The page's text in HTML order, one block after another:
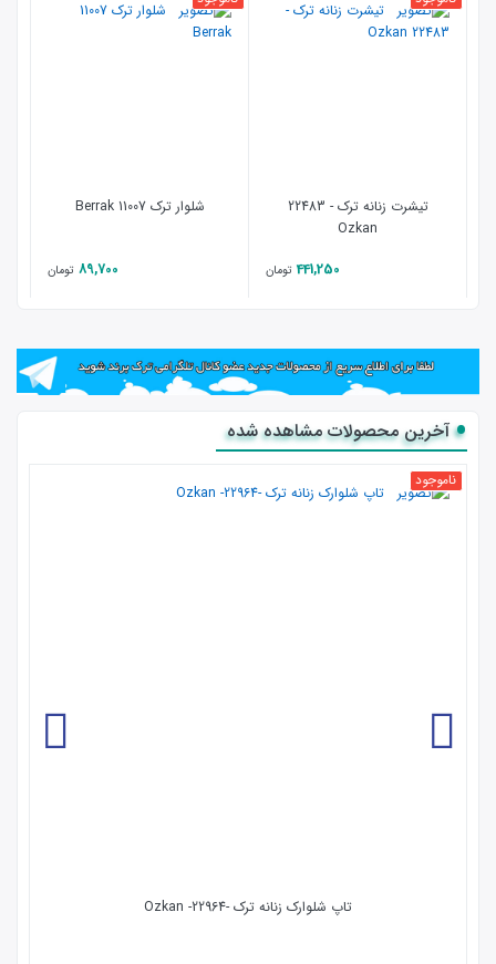
تیشرت زنانه ترک - 22483
Ozkan
441,250 تومان
شلوار ترک 11007 Berrak
89,700 تومان
آخرین محصولات مشاهده شده
ناموجود
تاپ شلوارک زنانه ترک -22964- Ozkan